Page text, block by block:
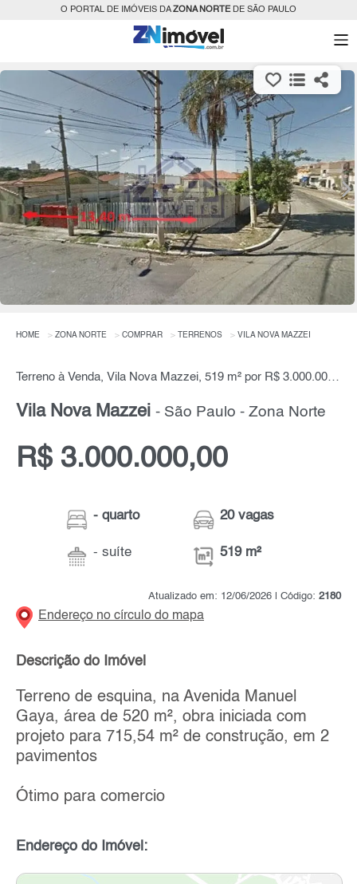
O PORTAL DE IMÓVEIS DAZONA NORTEDE SÃO PAULO
HOME ZONA NORTE COMPRAR TERRENOS VILA NOVA MAZZEI
Terreno à Venda, Vila Nova Mazzei, 519 m² por R$ 3.000.000,00
Vila Nova Mazzei - São Paulo - Zona Norte
R$ 3.000.000,00
- quarto
- suíte
20 vagas
519 m²
Atualizado em: 12/06/2026 | Código: 2180
Endereço no círculo do mapa
Descrição do Imóvel
Terreno de esquina, na Avenida Manuel
Gaya, área de 520 m², obra iniciada com
projeto para 715,54 m² de construção, em 2
pavimentos
Ótimo para comercio
Endereço do Imóvel: